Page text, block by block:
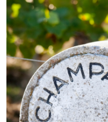
de atención al
recepción. Es
Si hay daños
sustitución.